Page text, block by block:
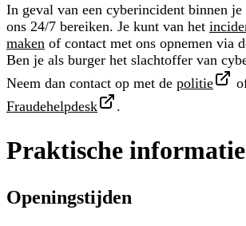
In geval van een cyberincident binnen
ons 24/7 bereiken. Je kunt van het
maken of contact met ons opnemen via
Ben je als burger het slachtoffer van
Neem dan contact op met de politie
Fraudehelpdesk
.
Praktische informatie
Openingstijden